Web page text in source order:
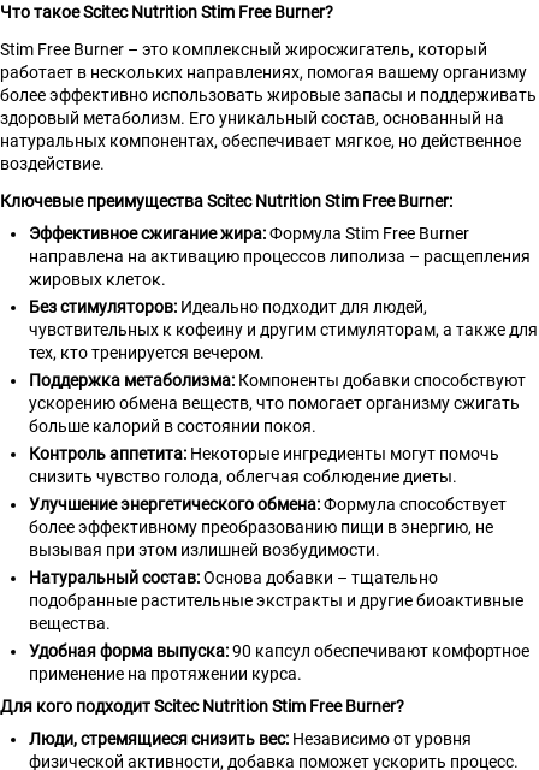
Что такое Scitec Nutrition Stim Free Burner?
Stim Free Burner – это комплексный жиросжигатель, который
работает в нескольких направлениях, помогая вашему организму
более эффективно использовать жировые запасы и поддерживать
здоровый метаболизм. Его уникальный состав, основанный на
натуральных компонентах, обеспечивает мягкое, но действенное
воздействие.
Ключевые преимущества Scitec Nutrition Stim Free Burner:
Эффективное сжигание жира:Формула Stim Free Burner
направлена на активацию процессов липолиза – расщепления
жировых клеток.
Без стимуляторов: Идеально подходит для людей,
чувствительных к кофеину и другим стимуляторам, а также для
тех, кто тренируется вечером.
Поддержка метаболизма: Компоненты добавки способствуют
ускорению обмена веществ, что помогает организму сжигать
больше калорий в состоянии покоя.
Контроль аппетита: Некоторые ингредиенты могут помочь
снизить чувство голода, облегчая соблюдение диеты.
Улучшение энергетического обмена:Формула способствует
более эффективному преобразованию пищи в энергию, не
вызывая при этом излишней возбудимости.
Натуральный состав:Основа добавки – тщательно
подобранные растительные экстракты и другие биоактивные
вещества.
Удобная форма выпуска:90 капсул обеспечивают комфортное
применение на протяжении курса.
Для кого подходит Scitec Nutrition Stim Free Burner?
Люди, стремящиеся снизить вес: Независимо от уровня
физической активности, добавка поможет ускорить процесс.